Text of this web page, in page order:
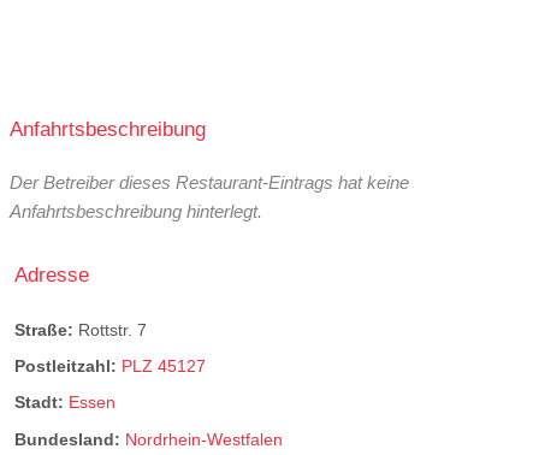
Anfahrtsbeschreibung
Der Betreiber dieses Restaurant-Eintrags hat keine
Anfahrtsbeschreibung hinterlegt.
Adresse
Straße: Rottstr. 7
Postleitzahl: PLZ 45127
Stadt: Essen
Bundesland: Nordrhein-Westfalen